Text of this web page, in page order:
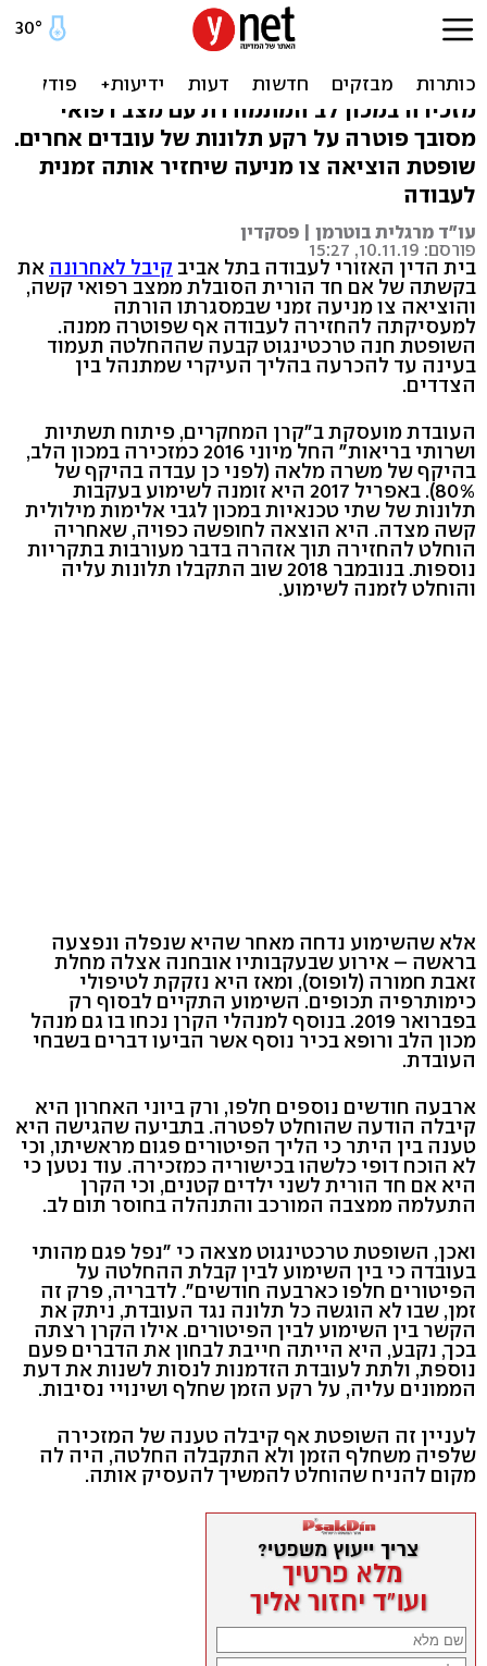
פוטרה חד הורית חולה בזאבת.
ביהמ"ש התערב
מזכירה במכון לב המתמודדת עם מצב רפואי
מסובך פוטרה על רקע תלונות של עובדים אחרים.
שופטת הוציאה צו מניעה שיחזיר אותה זמנית
לעבודה
עו"ד מרגלית בוטרמן | פסקדין
פורסם: 10.11.19, 15:27
בית הדין האזורי לעבודה בתל אביב קיבל לאחרונה את
בקשתה של אם חד הורית הסובלת ממצב רפואי קשה,
והוציאה צו מניעה זמני שבמסגרתו הורתה
למעסיקתה להחזירה לעבודה אף שפוטרה ממנה.
השופטת חנה טרכטינגוט קבעה שההחלטה תעמוד
בעינה עד להכרעה בהליך העיקרי שמתנהל בין
הצדדים.
העובדת מועסקת ב"קרן המחקרים, פיתוח תשתיות
ושרותי בריאות" החל מיוני 2016 כמזכירה במכון הלב,
בהיקף של משרה מלאה (לפני כן עבדה בהיקף של
80%). באפריל 2017 היא זומנה לשימוע בעקבות
תלונות של שתי טכנאיות במכון לגבי אלימות מילולית
קשה מצדה. היא הוצאה לחופשה כפויה, שאחריה
הוחלט להחזירה תוך אזהרה בדבר מעורבות בתקריות
נוספות. בנובמבר 2018 שוב התקבלו תלונות עליה
והוחלט לזמנה לשימוע.
אלא שהשימוע נדחה מאחר שהיא שנפלה ונפצעה
בראשה – אירוע שבעקבותיו אובחנה אצלה מחלת
זאבת חמורה (לופוס), ומאז היא נזקקת לטיפולי
כימותרפיה תכופים. השימוע התקיים לבסוף רק
בפברואר 2019. בנוסף למנהלי הקרן נכחו בו גם מנהל
מכון הלב ורופא בכיר נוסף אשר הביעו דברים בשבחי
העובדת.
ארבעה חודשים נוספים חלפו, ורק ביוני האחרון היא
קיבלה הודעה שהוחלט לפטרה. בתביעה שהגישה היא
טענה בין היתר כי הליך הפיטורים פגום מראשיתו, וכי
לא הוכח דופי כלשהו בכישוריה כמזכירה. עוד נטען כי
היא אם חד הורית לשני ילדים קטנים, וכי הקרן
התעלמה ממצבה המורכב והתנהלה בחוסר תום לב.
ואכן, השופטת טרכטינגוט מצאה כי "נפל פגם מהותי
בעובדה כי בין השימוע לבין קבלת ההחלטה על
הפיטורים חלפו כארבעה חודשים". לדבריה, פרק זה
זמן, שבו לא הוגשה כל תלונה נגד העובדת, ניתק את
הקשר בין השימוע לבין הפיטורים. אילו הקרן רצתה
בכך, נקבע, היא הייתה חייבת לבחון את הדברים פעם
נוספת, ולתת לעובדת הזדמנות לנסות לשנות את דעת
הממונים עליה, על רקע הזמן שחלף ושינויי נסיבות.
לעניין זה השופטת אף קיבלה טענה של המזכירה
שלפיה משחלף הזמן ולא התקבלה החלטה, היה לה
מקום להניח שהוחלט להמשיך להעסיק אותה.